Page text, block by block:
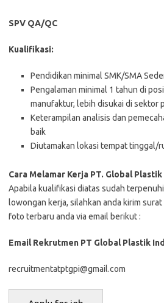
SPV QA/QC
Kualifikasi:
Pendidikan minimal SMK/SMA
Pengalaman minimal 1 tahun di
manufaktur, lebih disukai di sektor
Keterampilan analisis dan
baik
Diutamakan lokasi tempat tinggal/
Cara Melamar Kerja PT. Global
Aраbіlа kuаlіfіkаѕі dіаtаѕ ѕudаh
lоwоngаn kеrjа, ѕіlаhkаn аndа kіrіm
fоtо tеrbаru аndа vіа email bеrіkut :
Email Rekrutmen PT Global Plastik
recruitmentatptgpi@gmail.com